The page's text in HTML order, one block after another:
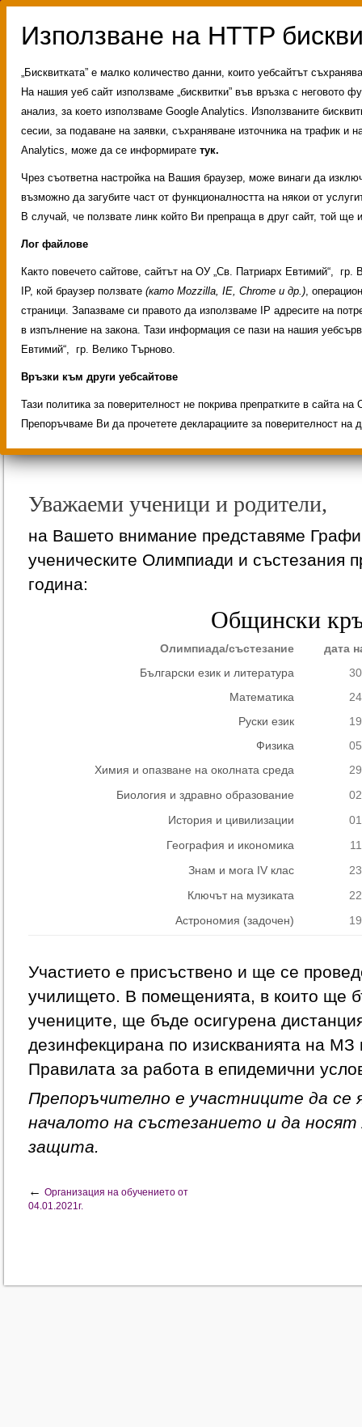
Административни услуги
История на
Свободни места за ученици
Групи ЗИ 2025/
ИНОВАЦИЯ 2026
Олимпиади 2025/2026
График на ученическите
Уважаеми ученици и родители,
на Вашето внимание представяме
ученическите Олимпиади и състезания
година:
Общински
Олимпиада/състезание
дата
Български език и литература
Математика
Руски език
Физика
Химия и опазване на околната среда
Биология и здравно образование
История и цивилизации
География и икономика
Знам и мога IV клас
Ключът на музиката
Астрономия (задочен)
Участието е присъствено и ще се
училището. В помещенията, в които ще
учениците, ще бъде осигурена
дезинфекцирана по изискванията на
Правилата за работа в епидемични
Препоръчително е участниците да се
началото на състезанието и да носят
защита.
← Организация на обучението от
04.01.2021г.
„Бисквитката” е малко количество данни, които уебсайтът
На нашия уеб сайт използваме „бисквитки” във връзка с неговото
анализ, за което използваме Google Analytics. Използваните
сесии, за подаване на заявки, съхраняване източника на трафик и
Analytics, може да се информирате тук.
Чрез съответна настройка на Вашия браузер, може винаги да
възможно да загубите част от функционалността на някои от
В случай, че ползвате линк който Ви препраща в друг сайт, той ще
Лог файлове
Както повечето сайтове, сайтът на ОУ „Св. Патриарх Евтимий“,
IP, кой браузер ползвате (като Mozzilla, IE, Chrome и др.),
страници. Запазваме си правото да използваме IP адресите на
в изпълнение на закона. Тази информация се пази на нашия
Евтимий“, гр. Велико Търново.
Връзки към други уебсайтове
Тази политика за поверителност не покрива препратките в сайта
Препоръчваме Ви да прочетете декларациите за поверителност на